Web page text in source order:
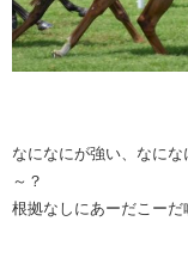
なになにが強い、なに
～？
根拠なしにあーだこーだ